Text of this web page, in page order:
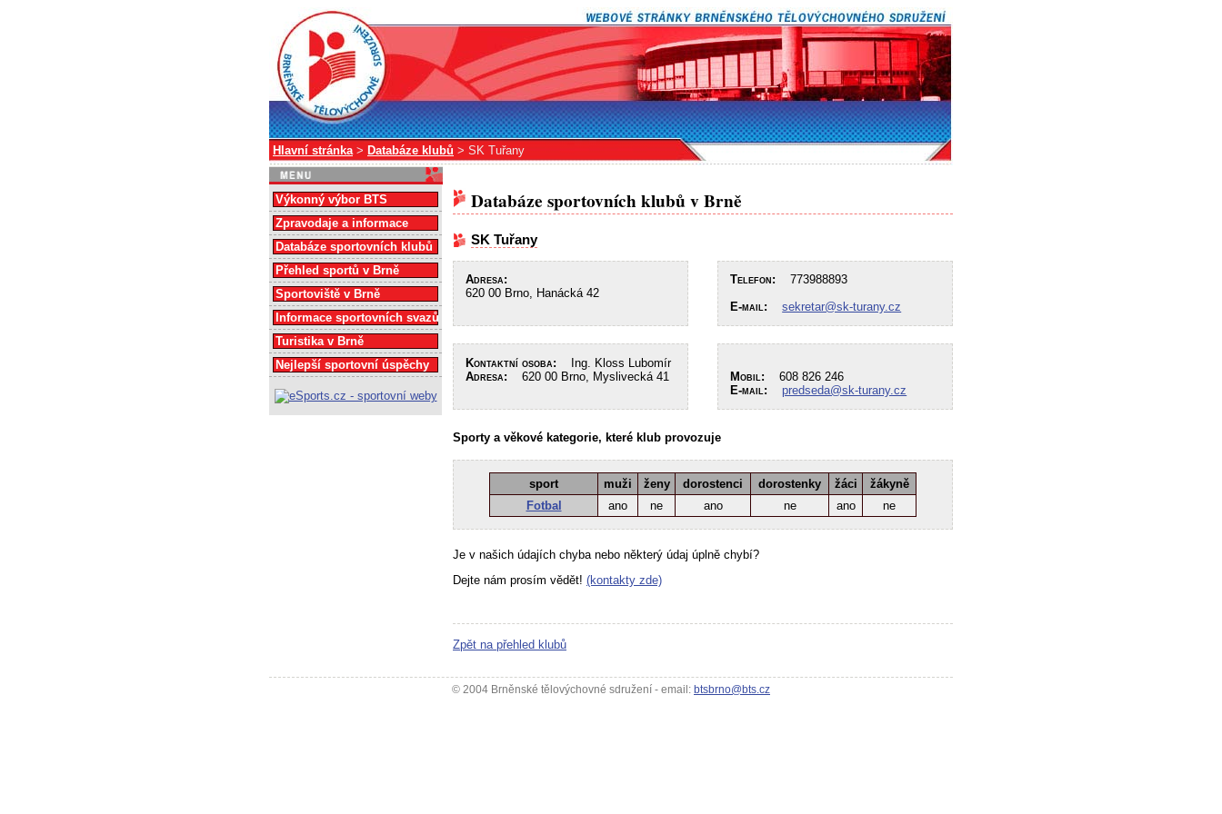
Hlavní stránka> Databáze klubů > SK Tuřany
Databáze sportovních klubů v Brně
SK Tuřany
Adresa:
620 00 Brno, Hanácká 42
Telefon: 773988893
E-mail:
sekretar@sk-turany.cz
Kontaktní osoba: Ing. Kloss Lubomír
Adresa: 620 00 Brno, Myslivecká 41 Mobil: 608 826 246
E-mail:
predseda@sk-turany.cz
Sporty a věkové kategorie, které klub provozuje
sport muži ženy dorostenci dorostenky žáci
žákyně
Fotbal
ano ne ano ne ano ne
Je v našich údajích chyba nebo některý údaj úplně chybí?
Dejte nám prosím vědět! (kontakty zde)
Zpět na přehled klubů
Výkonný výbor BTS
Zpravodaje a informace
Databáze sportovních klubů
Přehled sportů v Brně
Sportoviště v Brně
Informace sportovních svazů
Turistika v Brně
Nejlepší sportovní úspěchy
© 2004 Brněnské tělovýchovné sdružení - email: btsbrno@bts.cz